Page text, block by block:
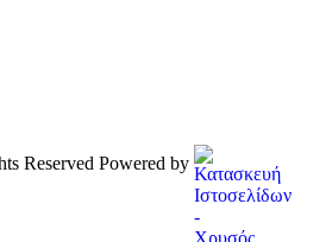
Reserved Powered by